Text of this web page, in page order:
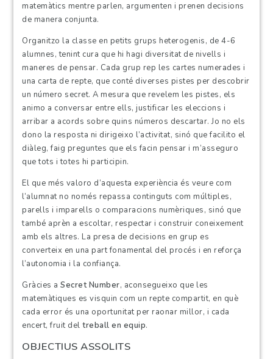
matemàtics mentre parlen, argumenten i prenen decisions
de manera conjunta.
Organitzo la classe en petits grups heterogenis, de 4-6
alumnes, tenint cura que hi hagi diversitat de nivells i
maneres de pensar. Cada grup rep les cartes numerades i
una carta de repte, que conté diverses pistes per descobrir
un número secret. A mesura que revelem les pistes, els
animo a conversar entre ells, justificar les eleccions i
arribar a acords sobre quins números descartar. Jo no els
dono la resposta ni dirigeixo l’activitat, sinó que facilito el
diàleg, faig preguntes que els facin pensar i m’asseguro
que tots i totes hi participin.
El que més valoro d’aquesta experiència és veure com
l’alumnat no només repassa continguts com múltiples,
parells i imparells o comparacions numèriques, sinó que
també aprèn a escoltar, respectar i construir coneixement
amb els altres. La presa de decisions en grup es
converteix en una part fonamental del procés i en reforça
l’autonomia i la confiança.
Gràcies aSecret Number, aconsegueixo que les
matemàtiques es visquin com un repte compartit, en què
cada error és una oportunitat per raonar millor, i cada
encert, fruit deltreball en equip.
OBJECTIUS ASSOLITS